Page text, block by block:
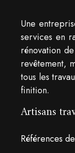
Une
services en
rénovation
revêtement,
tous les
finition.
Artisans
Références